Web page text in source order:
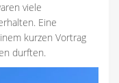
viele
Eine
kurzen Vortrag
durften.